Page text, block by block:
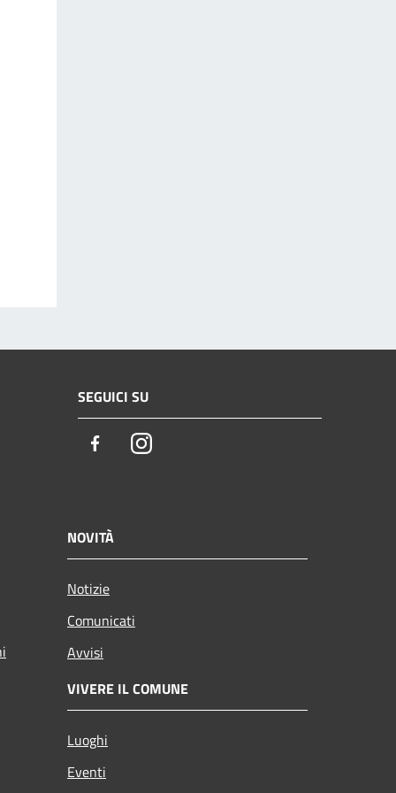
SEGUICI SU
FacebookInstagram
NOVITÀ
Notizie
Comunicati
Avvisi
VIVERE IL COMUNE
Luoghi
Eventi